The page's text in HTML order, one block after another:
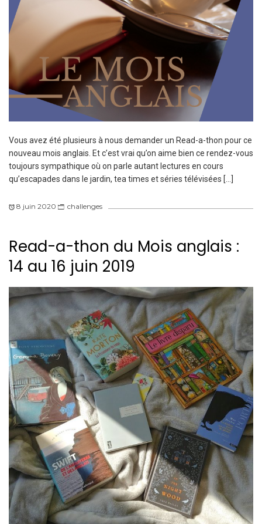
Vous avez été plusieurs à nous demander un Read-a-thon pour ce
nouveau mois anglais. Et c’est vrai qu’on aime bien ce rendez-vous
toujours sympathique où on parle autant lectures en cours
qu’escapades dans le jardin, tea times et séries télévisées […]
8 juin 2020 challenges
Read-a-thon du Mois anglais :
14 au 16 juin 2019